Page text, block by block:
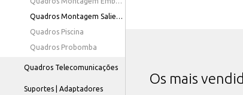
Quadros Montagem Saliente
Quadros Piscina
Quadros Probomba
Quadros Telecomunicações
Suportes | Adaptadores
Os mais